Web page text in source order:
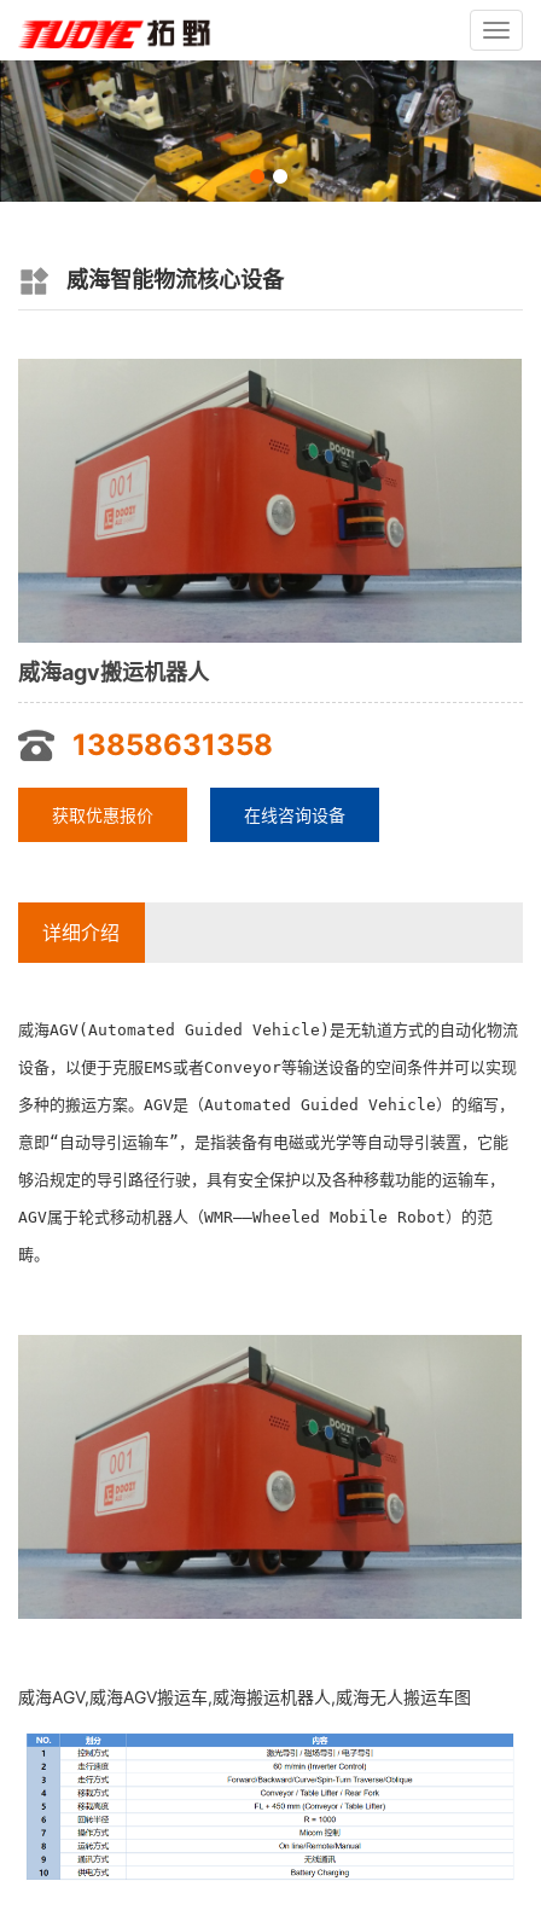
威海智能物流核心设备
威海agv搬运机器人
13858631358
获取优惠报价 在线咨询设备
详细介绍
威海AGV(Automated Guided Vehicle)是无轨道方式的自动化物流
设备，以便于克服EMS或者Conveyor等输送设备的空间条件并可以实现
多种的搬运方案。AGV是（Automated Guided Vehicle）的缩写，
意即“自动导引运输车”，是指装备有电磁或光学等自动导引装置，它能
够沿规定的导引路径行驶，具有安全保护以及各种移载功能的运输车，
AGV属于轮式移动机器人（WMR――Wheeled Mobile Robot）的范
畴。
威海AGV,威海AGV搬运车,威海搬运机器人,威海无人搬运车图